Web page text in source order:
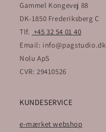
Gammel Kongevej 88
DK-1850 Frederiksberg C
Tlf. +45 32 54 01 40
Email: info@pagstudio.dk
Nolu ApS
CVR: 29410526
KUNDESERVICE
e-mærket webshop